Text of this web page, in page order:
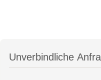
Unverbindliche